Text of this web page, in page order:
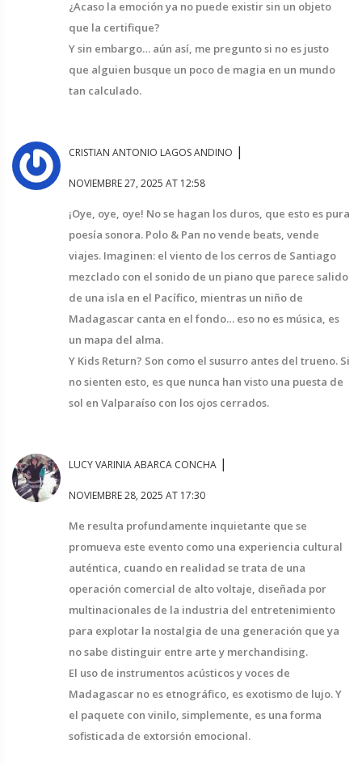
¿Acaso la emoción ya no puede existir sin un objeto
que la certifique?
Y sin embargo… aún así, me pregunto si no es justo
que alguien busque un poco de magia en un mundo
tan calculado.
CRISTIAN ANTONIO LAGOS ANDINO |
NOVIEMBRE 27, 2025 AT 12:58
¡Oye, oye, oye! No se hagan los duros, que esto es pura
poesía sonora. Polo & Pan no vende beats, vende
viajes. Imaginen: el viento de los cerros de Santiago
mezclado con el sonido de un piano que parece salido
de una isla en el Pacífico, mientras un niño de
Madagascar canta en el fondo… eso no es música, es
un mapa del alma.
Y Kids Return? Son como el susurro antes del trueno. Si
no sienten esto, es que nunca han visto una puesta de
sol en Valparaíso con los ojos cerrados.
LUCY VARINIA ABARCA CONCHA |
NOVIEMBRE 28, 2025 AT 17:30
Me resulta profundamente inquietante que se
promueva este evento como una experiencia cultural
auténtica, cuando en realidad se trata de una
operación comercial de alto voltaje, diseñada por
multinacionales de la industria del entretenimiento
para explotar la nostalgia de una generación que ya
no sabe distinguir entre arte y merchandising.
El uso de instrumentos acústicos y voces de
Madagascar no es etnográfico, es exotismo de lujo. Y
el paquete con vinilo, simplemente, es una forma
sofisticada de extorsión emocional.